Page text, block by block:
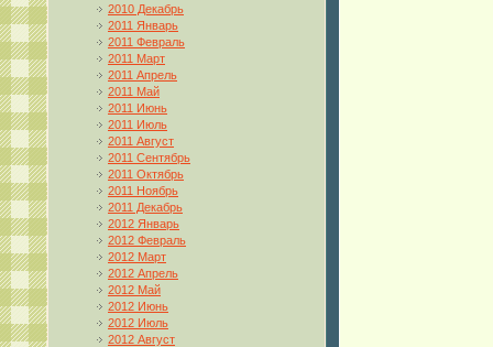
2010 Декабрь
2011 Январь
2011 Февраль
2011 Март
2011 Апрель
2011 Май
2011 Июнь
2011 Июль
2011 Август
2011 Сентябрь
2011 Октябрь
2011 Ноябрь
2011 Декабрь
2012 Январь
2012 Февраль
2012 Март
2012 Апрель
2012 Май
2012 Июнь
2012 Июль
2012 Август